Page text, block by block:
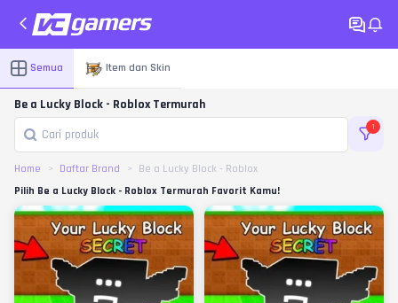
Semua Item dan Skin
Be a Lucky Block - Roblox Termurah
1
Home Daftar Brand
Be a Lucky Block - Roblox
Pilih Be a Lucky Block - Roblox Termurah Favorit Kamu!